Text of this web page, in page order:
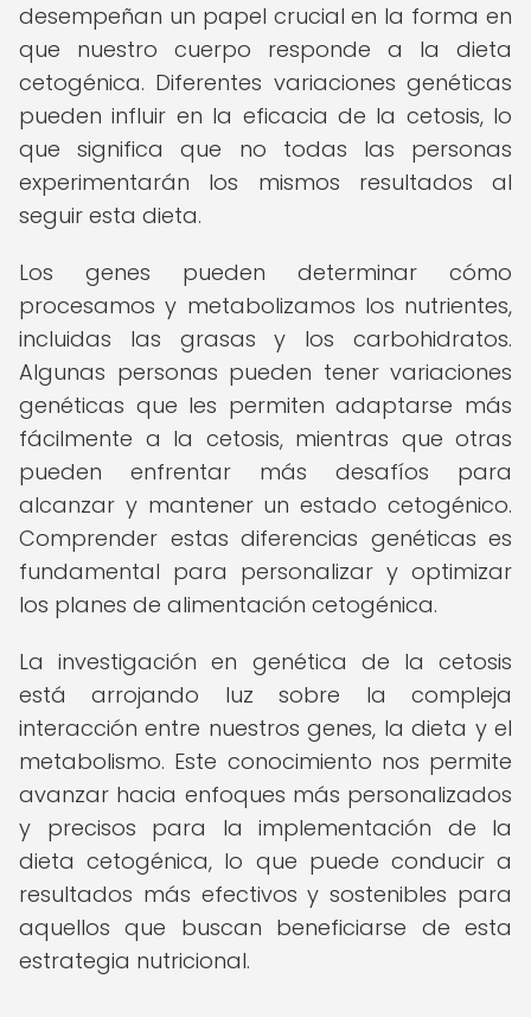
desempeñan un papel crucial en la forma en
que nuestro cuerpo responde a la dieta
cetogénica. Diferentes variaciones genéticas
pueden influir en la eficacia de la cetosis, lo
que significa que no todas las personas
experimentarán los mismos resultados al
seguir esta dieta.
Los genes pueden determinar cómo
procesamos y metabolizamos los nutrientes,
incluidas las grasas y los carbohidratos.
Algunas personas pueden tener variaciones
genéticas que les permiten adaptarse más
fácilmente a la cetosis, mientras que otras
pueden enfrentar más desafíos para
alcanzar y mantener un estado cetogénico.
Comprender estas diferencias genéticas es
fundamental para personalizar y optimizar
los planes de alimentación cetogénica.
La investigación en genética de la cetosis
está arrojando luz sobre la compleja
interacción entre nuestros genes, la dieta y el
metabolismo. Este conocimiento nos permite
avanzar hacia enfoques más personalizados
y precisos para la implementación de la
dieta cetogénica, lo que puede conducir a
resultados más efectivos y sostenibles para
aquellos que buscan beneficiarse de esta
estrategia nutricional.